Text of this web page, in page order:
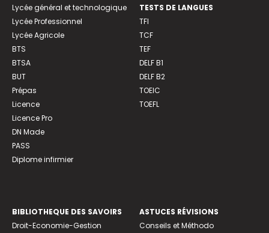
Lycée général et technologique
Lycée Professionnel
Lycée Agricole
BTS
BTSA
BUT
Prépas
Licence
Licence Pro
DN Made
PASS
Diplome infirmier
TESTS DE LANGUES
TFI
TCF
TEF
DELF B1
DELF B2
TOEIC
TOEFL
BIBLIOTHEQUE DES SAVOIRS
Droit-Economie-Gestion
ASTUCES RÉVISIONS
Conseils et Méthodo